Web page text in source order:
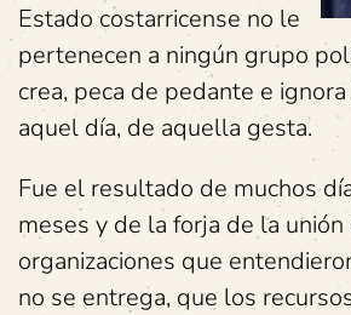
Estado costarricense no le
pertenecen a ningún grupo
crea, peca de pedante e
aquel día, de aquella gesta.
Fue el resultado de muchos
meses y de la forja de la
organizaciones que
no se entrega, que los